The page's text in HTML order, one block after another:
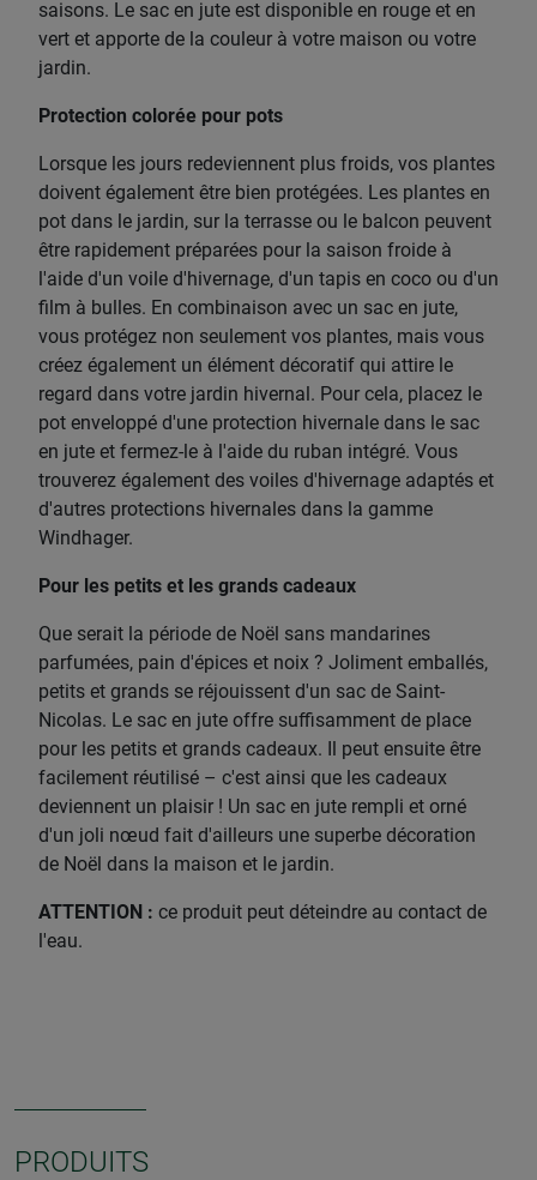
saisons. Le sac en jute est disponible en rouge et en
vert et apporte de la couleur à votre maison ou votre
jardin.
Protection colorée pour pots
Lorsque les jours redeviennent plus froids, vos plantes
doivent également être bien protégées. Les plantes en
pot dans le jardin, sur la terrasse ou le balcon peuvent
être rapidement préparées pour la saison froide à
l'aide d'un voile d'hivernage, d'un tapis en coco ou d'un
film à bulles. En combinaison avec un sac en jute,
vous protégez non seulement vos plantes, mais vous
créez également un élément décoratif qui attire le
regard dans votre jardin hivernal. Pour cela, placez le
pot enveloppé d'une protection hivernale dans le sac
en jute et fermez-le à l'aide du ruban intégré. Vous
trouverez également des voiles d'hivernage adaptés et
d'autres protections hivernales dans la gamme
Windhager.
Pour les petits et les grands cadeaux
Que serait la période de Noël sans mandarines
parfumées, pain d'épices et noix ? Joliment emballés,
petits et grands se réjouissent d'un sac de Saint-
Nicolas. Le sac en jute offre suffisamment de place
pour les petits et grands cadeaux. Il peut ensuite être
facilement réutilisé – c'est ainsi que les cadeaux
deviennent un plaisir ! Un sac en jute rempli et orné
d'un joli nœud fait d'ailleurs une superbe décoration
de Noël dans la maison et le jardin.
ATTENTION : ce produit peut déteindre au contact de
l'eau.
PRODUITS